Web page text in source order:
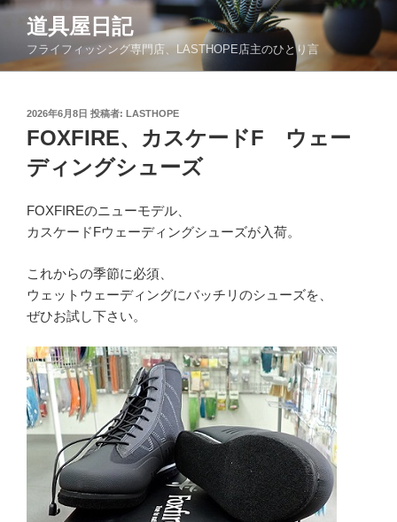
コ
ン
道具屋日記
フライフィッシング専門店、LASTHOPE店主のひとり言
投
稿
日:
2026年6月8日 投稿者: LASTHOPE
FOXFIRE、カスケードF ウェー
ディングシューズ
FOXFIREのニューモデル、
カスケードFウェーディングシューズが入荷。
これからの季節に必須、
ウェットウェーディングにバッチリのシューズを、
ぜひお試し下さい。